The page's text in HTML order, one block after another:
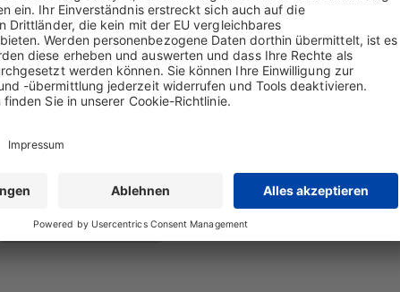
Therapiegebiete
Konzentration auf drei Therapiegebiete:
Weitere Informationen